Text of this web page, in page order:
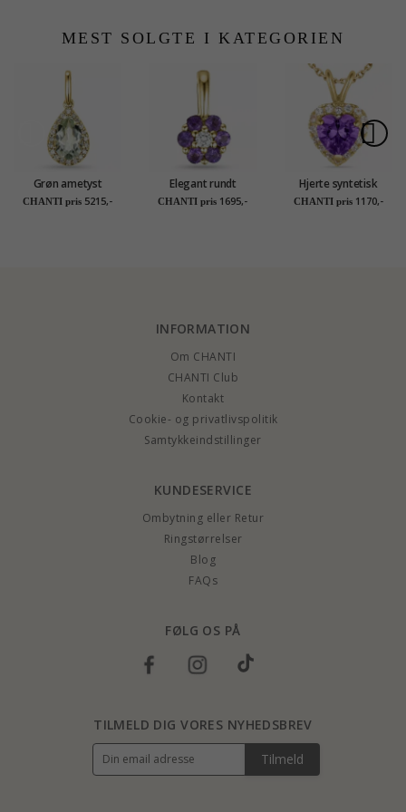
MEST SOLGTE I KATEGORIEN
Grøn ametyst
diamantvedhæng i 14
CHANTI pris 5215,-
Elegant rundt
ametyst vedhæng i 9
CHANTI pris 1695,-
Hjerte syntetisk
ametyst halskæde i
CHANTI pris 1170,-
INFORMATION
Om CHANTI
CHANTI Club
Kontakt
Cookie- og privatlivspolitik
Samtykkeindstillinger
KUNDESERVICE
Ombytning eller Retur
Ringstørrelser
Blog
FAQs
FØLG OS PÅ
TILMELD DIG VORES NYHEDSBREV
Tilmeld